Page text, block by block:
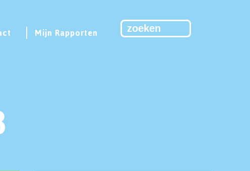
Mijn Rapporten